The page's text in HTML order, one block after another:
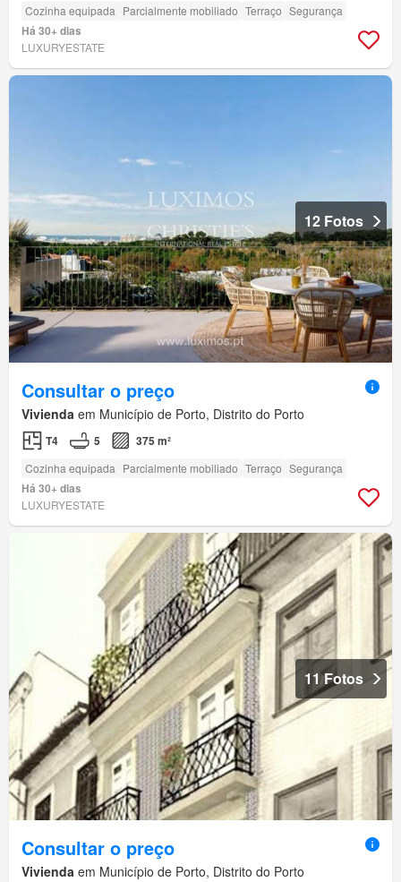
Cozinha equipada Parcialmente mobiliado Terraço Segurança
Há 30+ dias
LUXURYESTATE
12 Fotos
Consultar o preço
Vivienda em Município de Porto, Distrito do Porto
T4 5 375 m²
Cozinha equipada Parcialmente mobiliado Terraço Segurança
Há 30+ dias
LUXURYESTATE
11 Fotos
Consultar o preço
Vivienda em Município de Porto, Distrito do Porto